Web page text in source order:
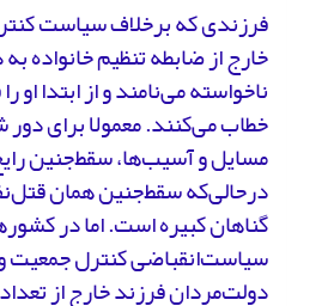
فرزندی که برخلاف سیاست
خارج از ضابطه تنظیم خانواده به
ناخواسته می‌نامند و از ابتدا او
خطاب می‌کنند. معمولا برای
مسایل و آسیب‌ها، سقط‌جنین
درحالی‌که سقط‌جنین همان
گناهان کبیره است. اما در
سیاست‌انقباضی کنترل جمعیت
دولت‌مردان فرزند خارج از تعداد